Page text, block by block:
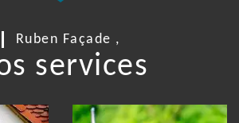
Ruben Façade ,
services